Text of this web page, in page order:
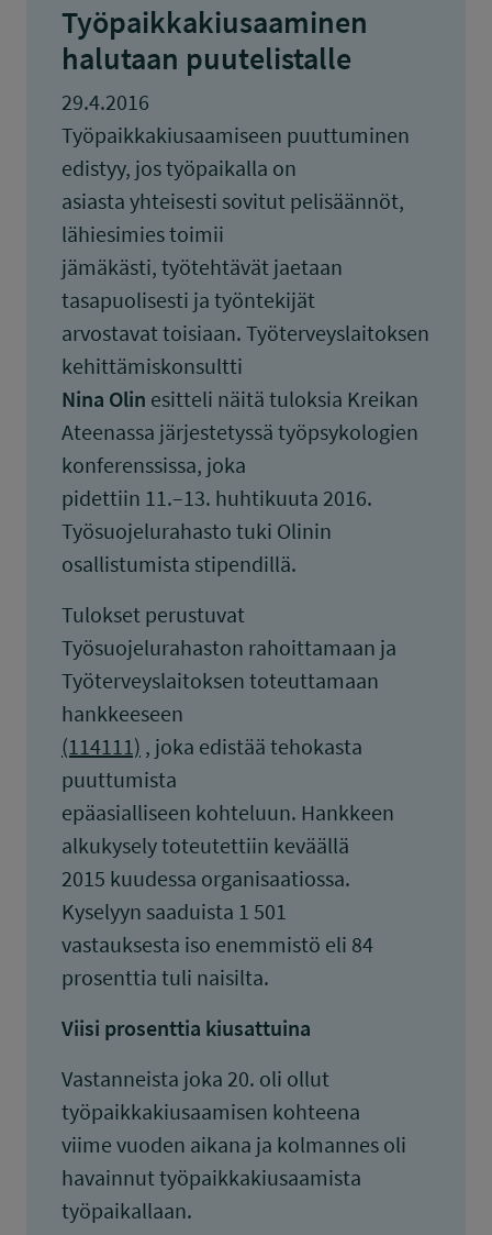
Työpaikkakiusaaminen
halutaan puutelistalle
29.4.2016
Työpaikkakiusaamiseen puuttuminen
edistyy, jos työpaikalla on
asiasta yhteisesti sovitut pelisäännöt,
lähiesimies toimii
jämäkästi, työtehtävät jaetaan
tasapuolisesti ja työntekijät
arvostavat toisiaan. Työterveyslaitoksen
kehittämiskonsultti
Nina Olin esitteli näitä tuloksia Kreikan
Ateenassa järjestetyssä työpsykologien
konferenssissa, joka
pidettiin 11.–13. huhtikuuta 2016.
Työsuojelurahasto tuki Olinin
osallistumista stipendillä.
Tulokset perustuvat
Työsuojelurahaston rahoittamaan ja
Työterveyslaitoksen toteuttamaan
hankkeeseen
(114111) , joka edistää tehokasta
puuttumista
epäasialliseen kohteluun. Hankkeen
alkukysely toteutettiin keväällä
2015 kuudessa organisaatiossa.
Kyselyyn saaduista 1 501
vastauksesta iso enemmistö eli 84
prosenttia tuli naisilta.
Viisi prosenttia kiusattuina
Vastanneista joka 20. oli ollut
työpaikkakiusaamisen kohteena
viime vuoden aikana ja kolmannes oli
havainnut työpaikkakiusaamista
työpaikallaan.